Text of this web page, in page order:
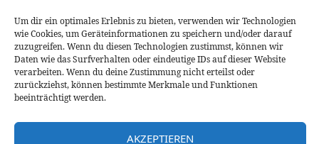
Um dir ein optimales Erlebnis zu bieten, verwenden wir Technologien
wie Cookies, um Geräteinformationen zu speichern und/oder darauf
zuzugreifen. Wenn du diesen Technologien zustimmst, können wir
Daten wie das Surfverhalten oder eindeutige IDs auf dieser Website
verarbeiten. Wenn du deine Zustimmung nicht erteilst oder
zurückziehst, können bestimmte Merkmale und Funktionen
beeinträchtigt werden.
AKZEPTIEREN
www.instagram.com/Factoringinstitut|
www.twitter.com/liquiditaet
Keywords:
Downloadbereich | Factoring-Formulare |
| Factoringinstitut.de | Angebotserstellung |